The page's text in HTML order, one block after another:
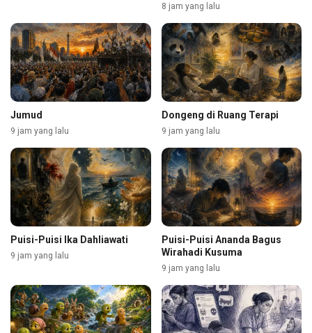
8 jam yang lalu
Jumud
9 jam yang lalu
Dongeng di Ruang Terapi
9 jam yang lalu
Puisi-Puisi Ika Dahliawati
9 jam yang lalu
Puisi-Puisi Ananda Bagus
Wirahadi Kusuma
9 jam yang lalu